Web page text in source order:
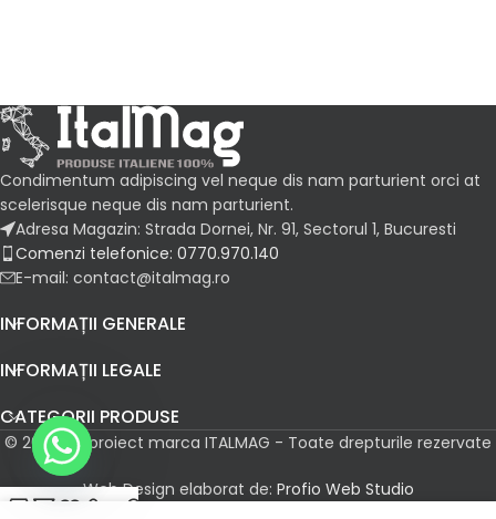
Condimentum adipiscing vel neque dis nam parturient orci at
scelerisque neque dis nam parturient.
Adresa Magazin: Strada Dornei, Nr. 91, Sectorul 1, Bucuresti
Comenzi telefonice: 0770.970.140
E-mail: contact@italmag.ro
INFORMAȚII GENERALE
INFORMAȚII LEGALE
CATEGORII PRODUSE
© 2026 Un proiect marca ITALMAG - Toate drepturile rezervate
Web Design elaborat de: Profio Web Studio